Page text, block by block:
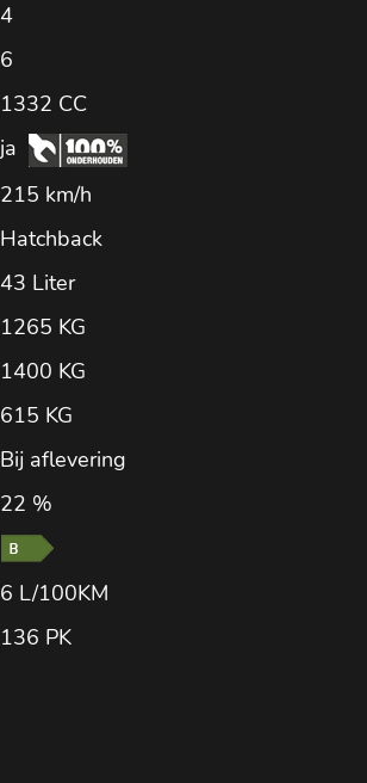
4
6
1332 CC
ja
215 km/h
Hatchback
43 Liter
1265 KG
1400 KG
615 KG
Bij aflevering
22 %
6 L/100KM
136 PK